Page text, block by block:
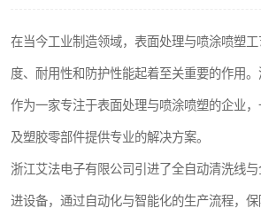
在当今工业制造领域，表面处理与喷涂喷塑
度、耐用性和防护性能起着至关重要的作用
作为一家专注于表面处理与喷涂喷塑的企业
及塑胶零部件提供专业的解决方案。
浙江艾法电子有限公司引进了全自动清洗线
进设备，通过自动化与智能化的生产流程，